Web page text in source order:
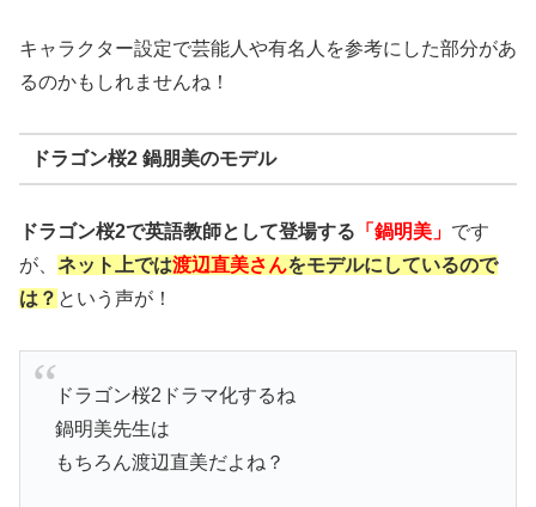
キャラクター設定で芸能人や有名人を参考にした部分があ
るのかもしれませんね！
ドラゴン桜2 鍋朋美のモデル
ドラゴン桜2で英語教師として登場する 「鍋明美」 です
が、 ネット上では渡辺直美さんをモデルにしているので
は？ という声が！
ドラゴン桜2ドラマ化するね
鍋明美先生は
もちろん渡辺直美だよね？